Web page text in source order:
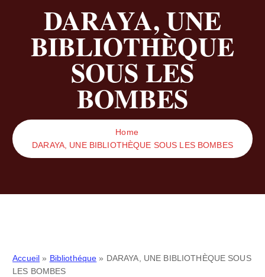
DARAYA, UNE
BIBLIOTHÈQUE
SOUS LES
BOMBES
Home
DARAYA, UNE BIBLIOTHÈQUE SOUS LES BOMBES
Accueil » Bibliothéque » DARAYA, UNE BIBLIOTHÈQUE SOUS
LES BOMBES